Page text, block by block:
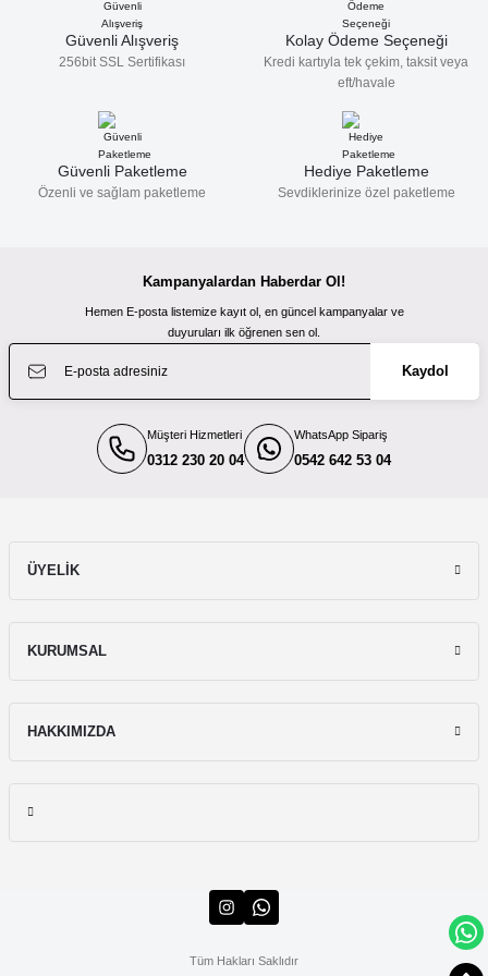
Ürün fiyatı diğer sitelerden daha pahalı.
Bu ürüne benzer farklı alternatifler olmalı.
gelsin hayırlı ramazanlar.
Fatma KILIÇ | 28/02/2026
M... N... | 02/01/2026
41.279,96 TL 6.999,00 TL
Saramonic
Saramonic Witalk5 Dmh
Güvenli Alışveriş
256bit SSL Sertifikası
Kolay Ödeme Seçeneği
Kredi kartıyla tek çekim, taksit veya
eft/havale
Güvenli Paketleme
Özenli ve sağlam paketleme
Hediye Paketleme
Sevdiklerinize özel paketleme
Kampanyalardan Haberdar Ol!
Hemen E-posta listemize kayıt ol, en güncel kampanyalar ve
duyuruları ilk öğrenen sen ol.
Kaydol
Müşteri Hizmetleri
0312 230 20 04
WhatsApp Sipariş
0542 642 53 04
ÜYELİK
KURUMSAL
HAKKIMIZDA
Tüm Hakları Saklıdır